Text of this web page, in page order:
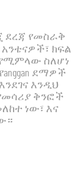
ደረጃ የመስራቅ
አንቴናዎች፣ ክፍል
የሚምላው ስለሆነ
ደማዎች
እንዲህ
ቅንፎች
ነው፣ እና